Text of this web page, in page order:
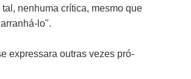
tal, nenhuma crítica, mesmo que
lo".
expressara outras vezes pró-